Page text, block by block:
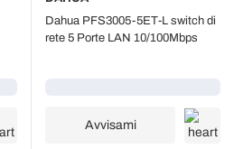
Dahua PFS3005-5ET-L switch di
rete 5 Porte LAN 10/100Mbps
Avvisami